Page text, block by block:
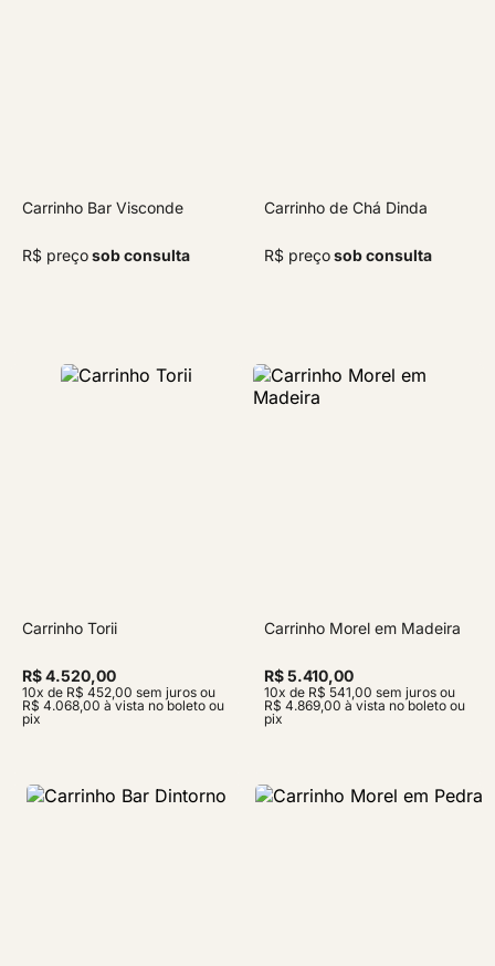
Carrinho Bar Visconde
R$ preçosob consulta
Carrinho de Chá Dinda
R$ preçosob consulta
Carrinho Torii
R$ 4.520,00
10x de R$ 452,00 sem juros ou
R$ 4.068,00 à vista no boleto ou
pix
Carrinho Morel em Madeira
R$ 5.410,00
10x de R$ 541,00 sem juros ou
R$ 4.869,00 à vista no boleto ou
pix